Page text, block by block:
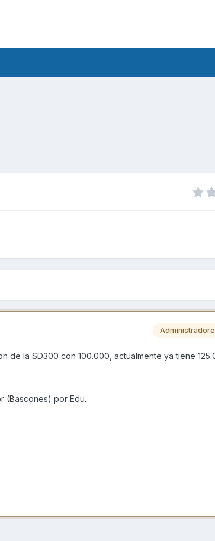
de la SD300 con 100.000, actualmente ya tiene
(Bascones) por Edu.